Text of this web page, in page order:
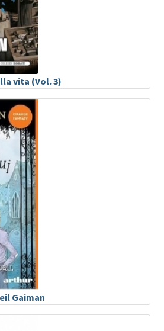
vita (Vol. 3)
Gaiman